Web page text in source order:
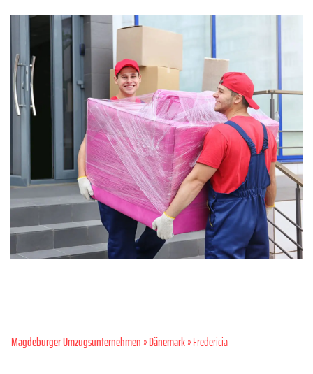
Magdeburger Umzugsunternehmen»Dänemark» Fredericia